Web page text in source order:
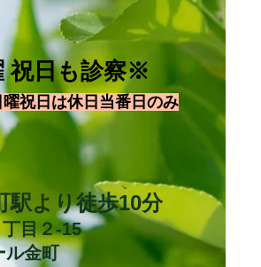
祝日も診察※
祝日は休日当番日のみ
駅より徒歩10分
目２-15
ル金町